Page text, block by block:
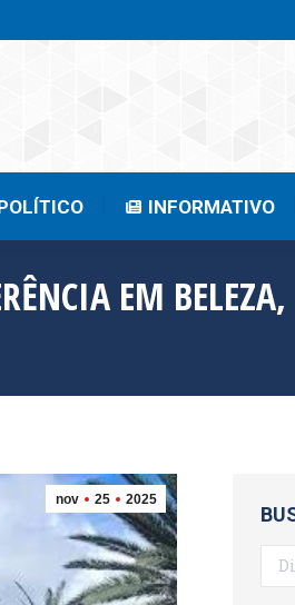
INFORMATIVO
EM BELEZA,
nov 25 2025